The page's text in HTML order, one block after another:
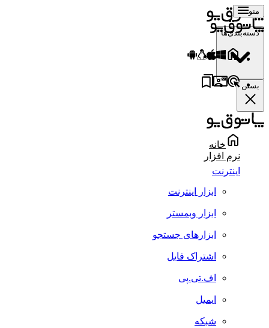
منو
دسته‌بندی‌ها
بستن
خانه
نرم افزار
اینترنت
ابزار اینترنت
ابزار وبمستر
ابزارهای جستجو
اشتراک فایل
اف.تی.پی
ایمیل
شبکه